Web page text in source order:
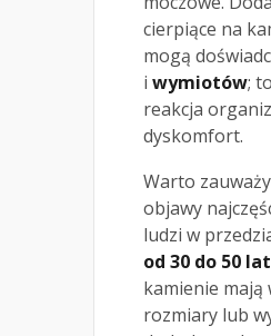
cierpiące na
mogą
i wymiotów;
reakcja
dyskomfort.
Warto
objawy
ludzi w
od 30 do 50 lat
kamienie mają
rozmiary lub